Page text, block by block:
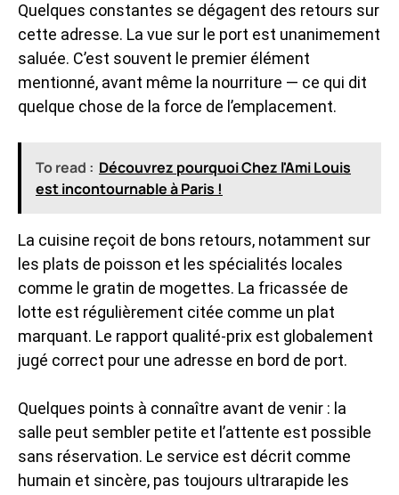
Quelques constantes se dégagent des retours sur
cette adresse. La vue sur le port est unanimement
saluée. C’est souvent le premier élément
mentionné, avant même la nourriture — ce qui dit
quelque chose de la force de l’emplacement.
To read : Découvrez pourquoi Chez l'Ami Louis
est incontournable à Paris !
La cuisine reçoit de bons retours, notamment sur
les plats de poisson et les spécialités locales
comme le gratin de mogettes. La fricassée de
lotte est régulièrement citée comme un plat
marquant. Le rapport qualité-prix est globalement
jugé correct pour une adresse en bord de port.
Quelques points à connaître avant de venir : la
salle peut sembler petite et l’attente est possible
sans réservation. Le service est décrit comme
humain et sincère, pas toujours ultrarapide les